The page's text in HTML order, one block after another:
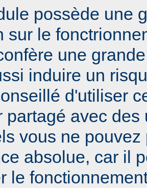
possède une
sur le
une
induire un
d'utiliser
partagé avec des
vous ne
absolue, car il
le